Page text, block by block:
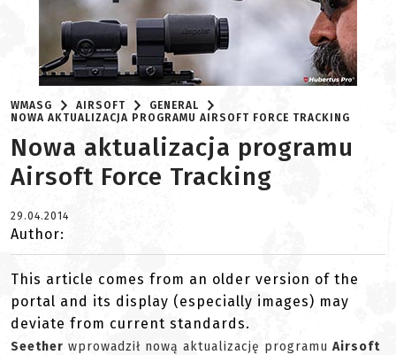
WMASG AIRSOFT
GENERAL
NOWA AKTUALIZACJA PROGRAMU AIRSOFT FORCE TRACKING
Nowa aktualizacja programu
Airsoft Force Tracking
29.04.2014
Author:
This article comes from an older version of the
portal and its display (especially images) may
deviate from current standards.
Seether wprowadził nową aktualizację programu Airsoft